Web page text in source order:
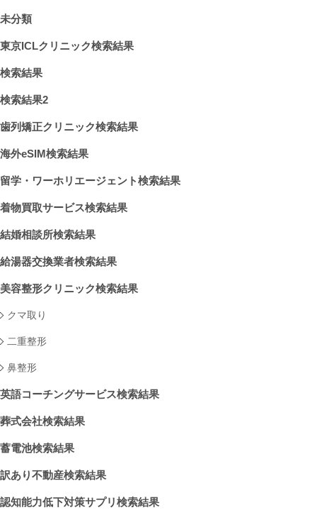
未分類
東京ICLクリニック検索結果
検索結果
検索結果2
歯列矯正クリニック検索結果
海外eSIM検索結果
留学・ワーホリエージェント検索結果
着物買取サービス検索結果
結婚相談所検索結果
給湯器交換業者検索結果
美容整形クリニック検索結果
クマ取り
二重整形
鼻整形
英語コーチングサービス検索結果
葬式会社検索結果
蓄電池検索結果
訳あり不動産検索結果
認知能力低下対策サプリ検索結果